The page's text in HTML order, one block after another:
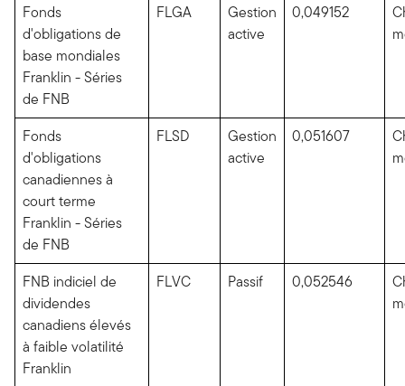
Fonds
d'obligations de
base mondiales
Franklin - Séries
de FNB
FLGA
Gestion
active
0,049152
Fonds
d'obligations
canadiennes à
court terme
Franklin - Séries
de FNB
FLSD
Gestion
active
0,051607
FNB indiciel de
dividendes
canadiens élevés
à faible volatilité
Franklin
FLVC Passif 0,052546